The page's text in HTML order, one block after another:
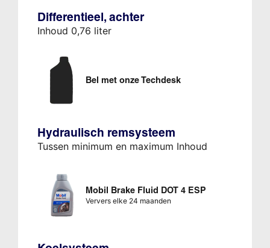
Differentieel, achter
Inhoud 0,76 liter
Bel met onze Techdesk
Hydraulisch remsysteem
Tussen minimum en maximum Inhoud
Mobil Brake Fluid DOT 4 ESP
Ververs elke 24 maanden